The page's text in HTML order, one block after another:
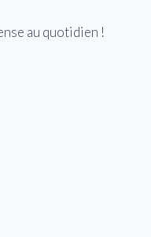
au quotidien !